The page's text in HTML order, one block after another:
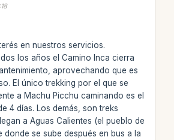
en nuestros servicios.
los años el Camino Inca cierra
aprovechando que es
El único trekking por el que se
a Machu Picchu caminando es el
4 días. Los demás, son treks
a Aguas Calientes (el pueblo de
donde se sube después en bus a la